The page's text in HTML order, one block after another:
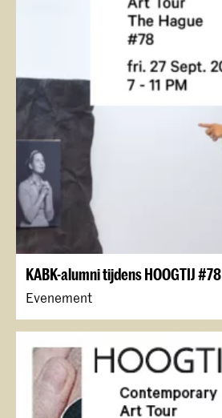
KABK-alumni tijdens HOOGTIJ #78
Evenement